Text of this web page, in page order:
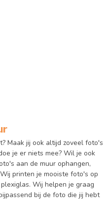
Maak jij ook altijd zoveel foto's
je er niets mee? Wil je ook
aan de muur ophangen,
printen je mooiste foto's op
Wij helpen je graag
bij de foto die jij hebt